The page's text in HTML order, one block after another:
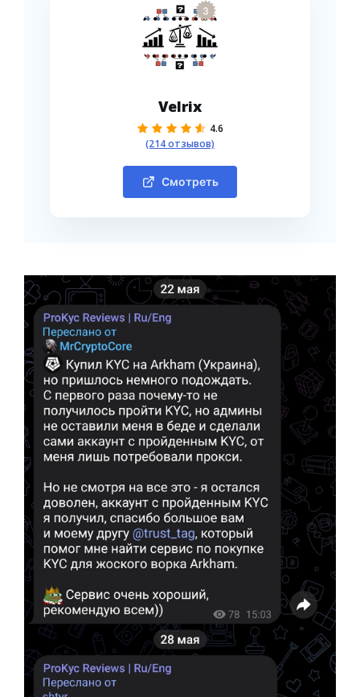
3
Velrix
4.6
(214 отзывов)
Смотреть